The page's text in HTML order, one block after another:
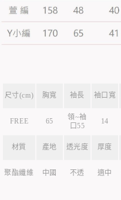
尺寸(cm) 胸寬 袖長 袖口寬
FREE 65
領~袖
口55
14
材質 產地 透光度 厚度
聚酯纖維 中國 不透 適中